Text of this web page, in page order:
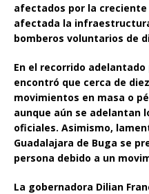
afectados por la
afectada la
bomberos voluntarios de
En el recorrido
encontró que cerca de
movimientos en masa o
aunque aún se adelantan
oficiales. Asimismo,
Guadalajara de Buga se
persona debido a un
La gobernadora Dilian